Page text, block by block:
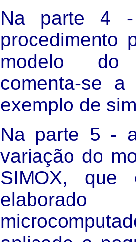
Na parte 4 -
procedimento
modelo
comenta-se
exemplo de
Na parte 5 -
variação do
SIMOX, que